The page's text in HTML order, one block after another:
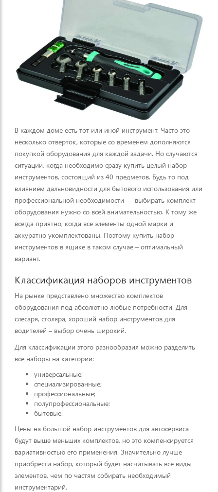
В каждом доме есть тот или иной инструмент. Часто это
несколько отверток, которые со временем дополняются
покупкой оборудования для каждой задачи. Но случаются
ситуации, когда необходимо сразу купить целый набор
инструментов, состоящий из 40 предметов. Будь то под
влиянием дальновидности для бытового использования или
профессиональной необходимости — выбирать комплект
оборудования нужно со всей внимательностью. К тому же
всегда приятно, когда все элементы одной марки и
аккуратно укомплектованы. Поэтому купить набор
инструментов в ящике в таком случае – оптимальный
вариант.
Классификация наборов инструментов
На рынке представлено множество комплектов
оборудования под абсолютно любые потребности. Для
слесаря, столяра, хороший набор инструментов для
водителей – выбор очень широкий.
Для классификации этого разнообразия можно разделить
все наборы на категории:
универсальные;
специализированные;
профессиональные;
полупрофессиональные;
бытовые.
Цены на большой набор инструментов для автосервиса
будут выше меньших комплектов, но это компенсируется
вариативностью его применения. Значительно лучше
приобрести набор, который будет насчитывать все виды
элементов, чем по частям собирать необходимый
инструментарий.